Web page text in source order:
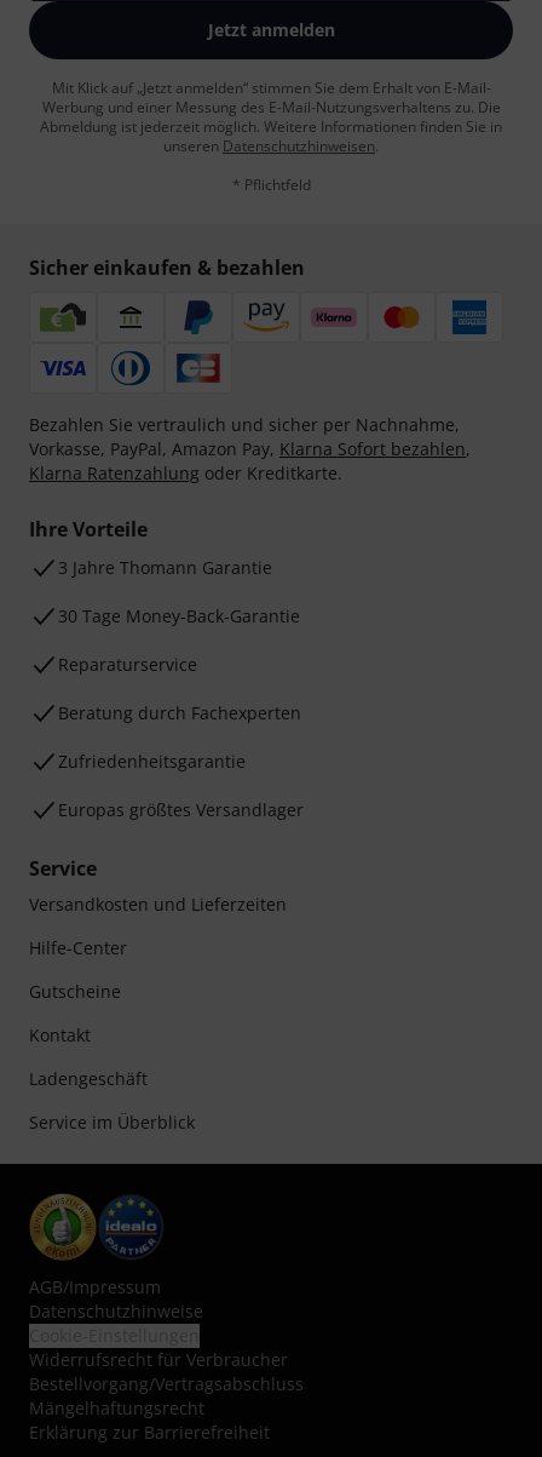
Jetzt anmelden
Mit Klick auf „Jetzt anmelden“ stimmen Sie dem Erhalt von E-Mail-
Werbung und einer Messung des E-Mail-Nutzungsverhaltens zu. Die
Abmeldung ist jederzeit möglich. Weitere Informationen finden Sie in
unseren Datenschutzhinweisen.
* Pflichtfeld
Sicher einkaufen & bezahlen
Bezahlen Sie vertraulich und sicher per Nachnahme,
Vorkasse, PayPal, Amazon Pay, Klarna Sofort bezahlen,
Klarna Ratenzahlung oder Kreditkarte.
Ihre Vorteile
3 Jahre Thomann Garantie
30 Tage Money-Back-Garantie
Reparaturservice
Beratung durch Fachexperten
Zufriedenheitsgarantie
Europas größtes Versandlager
Service
Versandkosten und Lieferzeiten
Hilfe-Center
Gutscheine
Kontakt
Ladengeschäft
Service im Überblick
AGB/Impressum
Datenschutzhinweise
Widerrufsrecht für Verbraucher
Bestellvorgang/Vertragsabschluss
Mängelhaftungsrecht
Erklärung zur Barrierefreiheit